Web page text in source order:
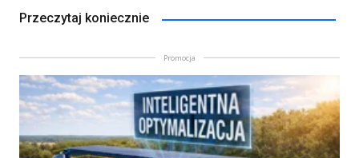
Przeczytaj koniecznie
Promocja